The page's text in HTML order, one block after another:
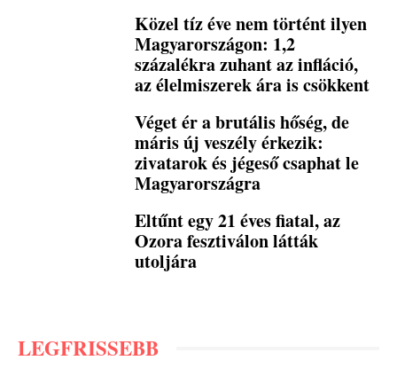
Közel tíz éve nem történt ilyen
Magyarországon: 1,2
százalékra zuhant az infláció,
az élelmiszerek ára is csökkent
Véget ér a brutális hőség, de
máris új veszély érkezik:
zivatarok és jégeső csaphat le
Magyarországra
Eltűnt egy 21 éves fiatal, az
Ozora fesztiválon látták
utoljára
LEGFRISSEBB